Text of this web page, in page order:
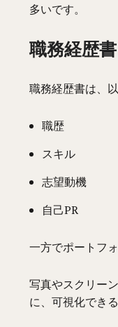
多いです。
職務経歴
職務経歴書は、
職歴
スキル
志望動機
自己PR
一方でポートフ
写真やスクリー
に、可視化でき